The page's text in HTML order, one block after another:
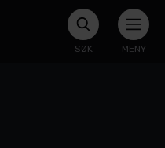
SØK MENY